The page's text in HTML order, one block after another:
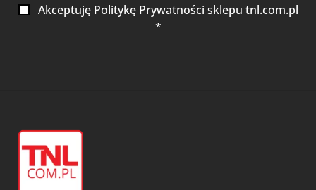
Akceptuję Politykę Prywatności sklepu tnl.com.pl
*